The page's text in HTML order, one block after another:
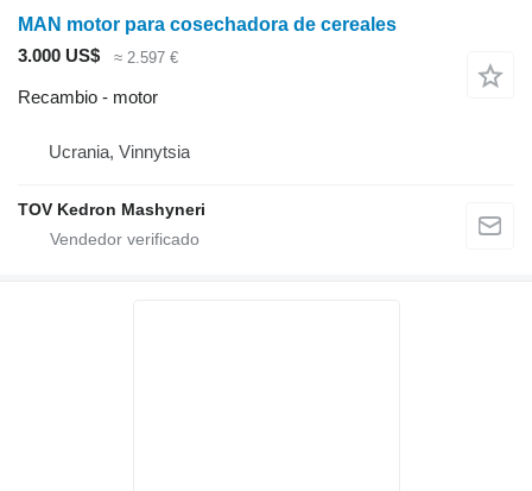
MAN motor para cosechadora de cereales
3.000 US$
≈ 2.597 €
Recambio - motor
Ucrania, Vinnytsia
TOV Kedron Mashyneri